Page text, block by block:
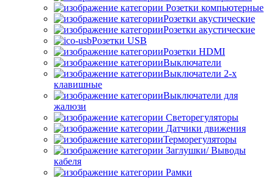
Розетки компьютерные
Розетки акустические
Розетки акустические
Розетки USB
Розетки HDMI
Выключатели
Выключатели 2-х
клавишные
Выключатели для
жалюзи
Светорегуляторы
Датчики движения
Терморегуляторы
Заглушки/ Выводы
кабеля
Рамки